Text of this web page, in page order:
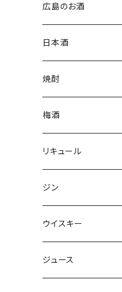
広島のお酒
日本酒
焼酎
梅酒
リキュール
ジン
ウイスキー
ジュース